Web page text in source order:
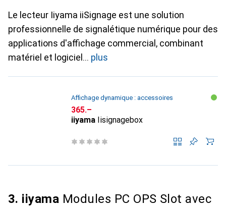
Le lecteur Iiyama iiSignage est une solution
professionnelle de signalétique numérique pour des
applications d'affichage commercial, combinant
matériel et logiciel
plus
Affichage dynamique : accessoires
CHF
365.–
iiyama Iisignagebox
3. iiyama Modules PC OPS Slot avec